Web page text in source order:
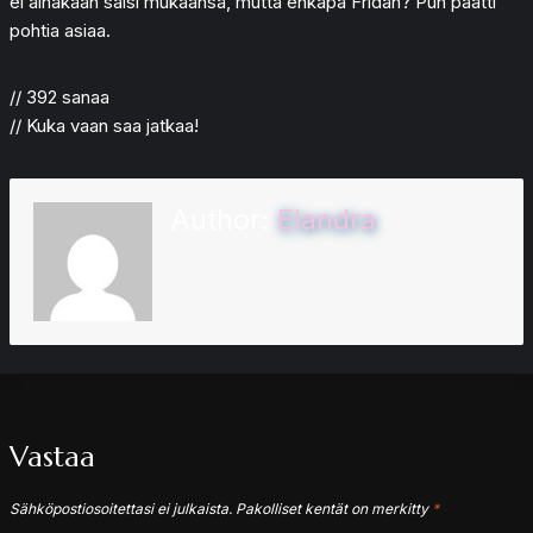
pohtia asiaa.
// 392 sanaa
// Kuka vaan saa jatkaa!
Elandra
Vastaa
Sähköpostiosoitettasi ei julkaista. Pakolliset kentät on merkitty *